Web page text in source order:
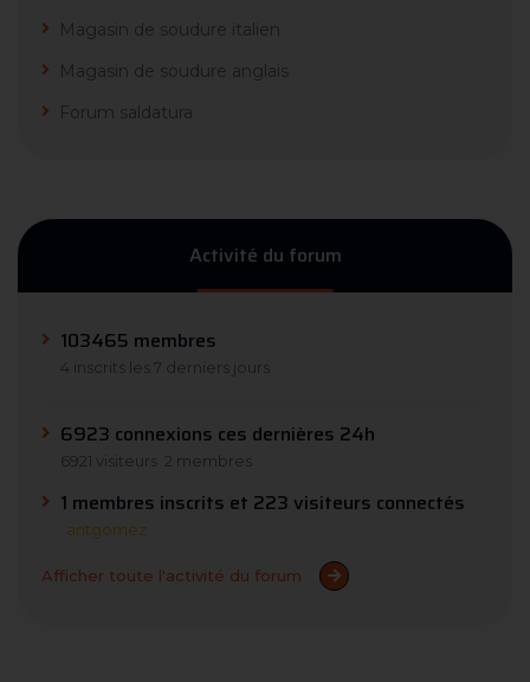
Magasin de soudure italien
Magasin de soudure anglais
Forum saldatura
Activité du forum
103465 membres
4 inscrits les 7 derniers jours
6923 connexions ces dernières 24h
6921 visiteurs 2 membres
1 membres inscrits et 223 visiteurs connectés
antgomez
Afficher toute l'activité du forum